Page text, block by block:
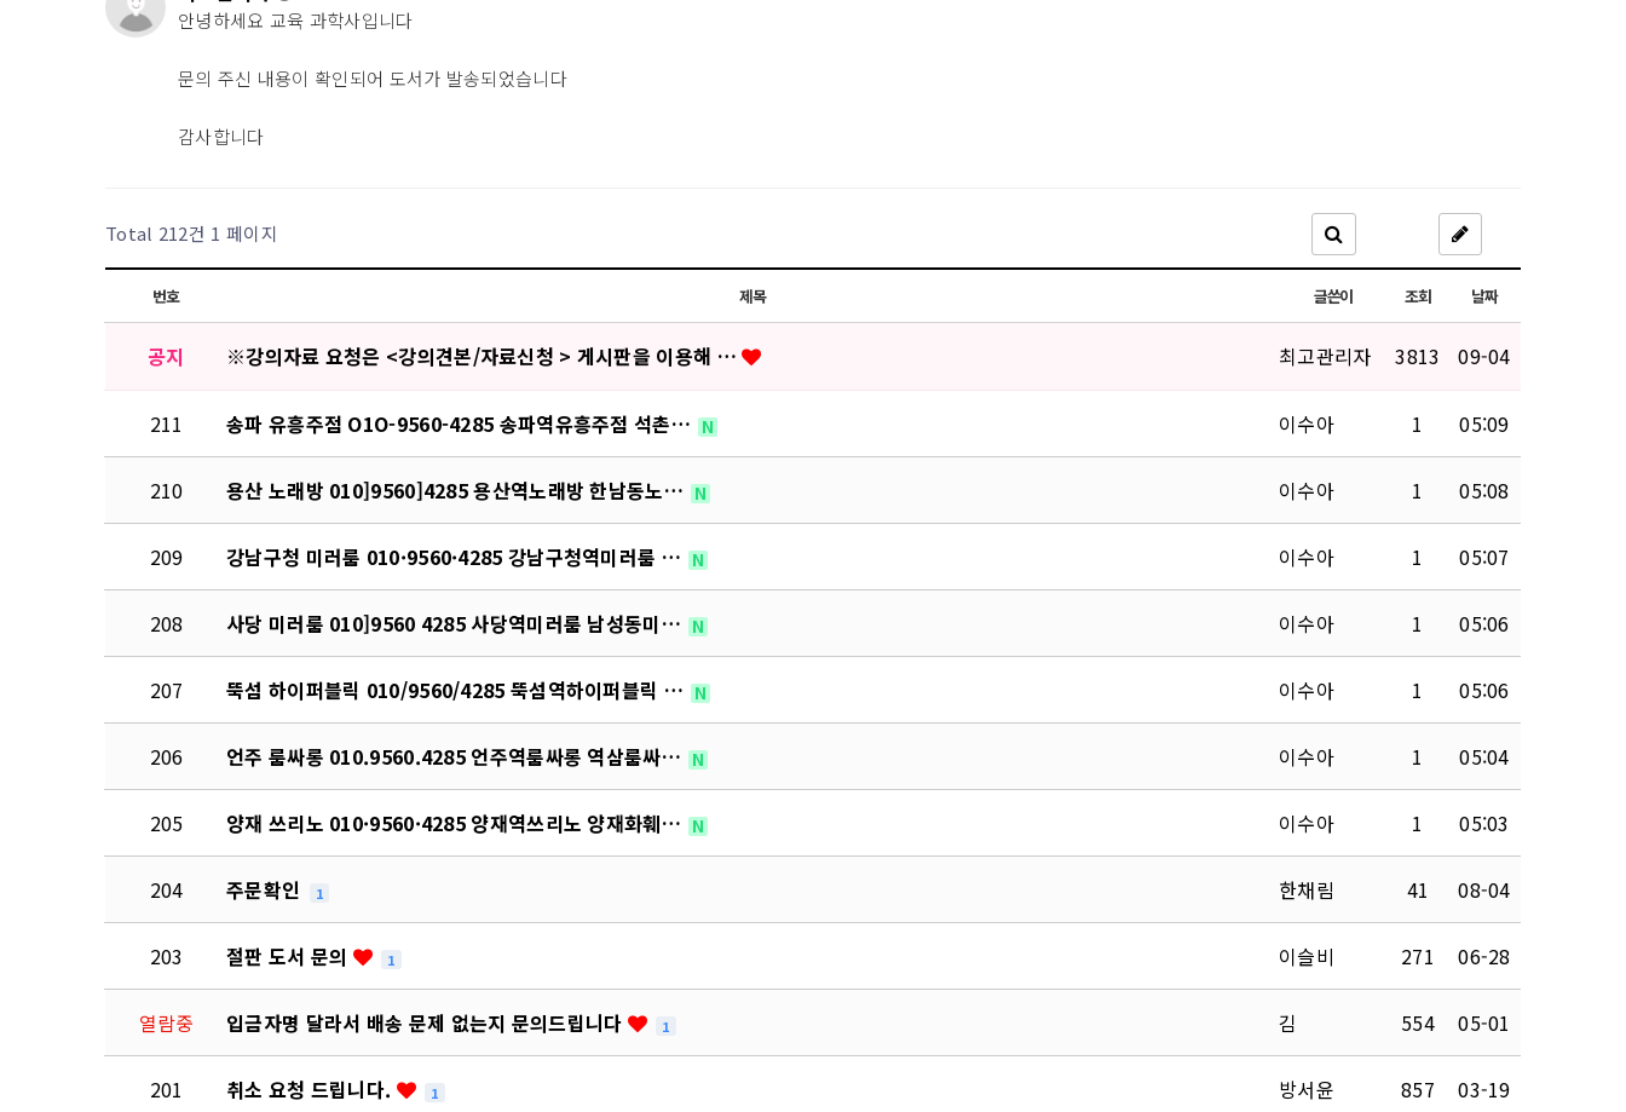
안녕하세요 교육 과학사입니다
문의 주신 내용이 확인되어 도서가 발송되었습니다
감사합니다
Total 212건 1 페이지
번호 제목 글쓴이 조회 날짜
공지 ※강의자료 요청은 <강의견본/자료신청 > 게시판을 이용해 … 최고관리자 3813 09-04
211 송파 유흥주점 O1O-9560-4285 송파역유흥주점 석촌… N 이수아 1 05:09
210 용산 노래방 010]9560]4285 용산역노래방 한남동노… N 이수아 1 05:08
209 강남구청 미러룸 010·9560·4285 강남구청역미러룸 … N 이수아 1 05:07
208 사당 미러룸 010]9560 4285 사당역미러룸 남성동미… N 이수아 1 05:06
207 뚝섬 하이퍼블릭 010/9560/4285 뚝섬역하이퍼블릭 … N 이수아 1 05:06
206 언주 룸싸롱 010.9560.4285 언주역룸싸롱 역삼룸싸… N 이수아 1 05:04
205 양재 쓰리노 010·9560·4285 양재역쓰리노 양재화훼… N 이수아 1 05:03
204 주문확인 1 한채림 41 08-04
203 절판 도서 문의 1 이슬비 271 06-28
열람중 입금자명 달라서 배송 문제 없는지 문의드립니다 1 김 554 05-01
201 취소 요청 드립니다. 1 방서윤 857 03-19